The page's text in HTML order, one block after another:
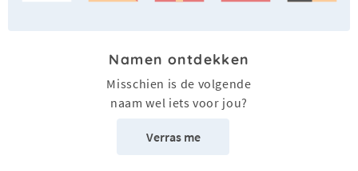
Namen ontdekken
Misschien is de volgende
naam wel iets voor jou?
Verras me